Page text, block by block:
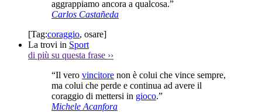
aggrappiamo ancora a qualcosa.”
Carlos Castañeda
[Tag:coraggio, osare]
La trovi in Sport
di più su questa frase ››
“Il vero vincitore non è colui che vince sempre,
ma colui che perde e continua ad avere il
coraggio di mettersi in gioco.”
Michele Acanfora